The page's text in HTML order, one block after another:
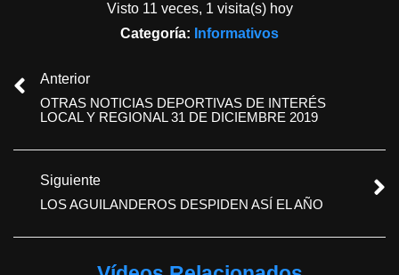
Visto 11 veces, 1 visita(s) hoy
Categoría: Informativos
Anterior
OTRAS NOTICIAS DEPORTIVAS DE INTERÉS
LOCAL Y REGIONAL 31 DE DICIEMBRE 2019
Siguiente
LOS AGUILANDEROS DESPIDEN ASÍ EL AÑO